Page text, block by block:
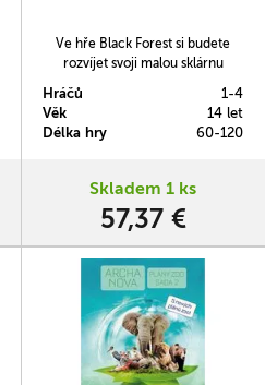
Ve hře Black Forest si budete
rozvíjet svoji malou sklárnu
Hráčů
1-4
Věk
14 let
Délka hry
60-120
Skladem 1 ks
57,37 €